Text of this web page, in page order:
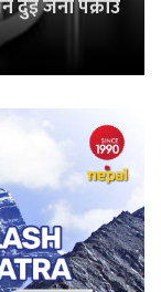
दुई जना पक्राउ